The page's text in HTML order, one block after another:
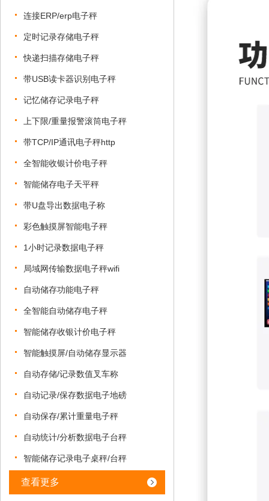
连接ERP/erp电子秤
定时记录存储电子秤
快递扫描存储电子秤
带USB读卡器识别电子秤
记忆储存记录电子秤
上下限/重量报警滚筒电子秤
带TCP/IP通讯电子秤http
全智能收银计价电子秤
智能储存电子天平秤
带U盘导出数据电子称
彩色触摸屏智能电子秤
1小时记录数据电子秤
局域网传输数据电子秤wifi
自动储存功能电子秤
全智能自动储存电子秤
智能储存收银计价电子秤
智能触摸屏/自动储存显示器
自动存储/记录数值叉车称
自动记录/保存数据电子地磅
自动保存/累计重量电子秤
自动统计/分析数据电子台秤
智能储存记录电子桌秤/台秤
查看更多